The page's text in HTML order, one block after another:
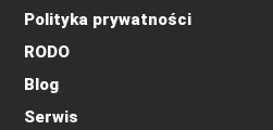
Polityka prywatności
RODO
Blog
Serwis